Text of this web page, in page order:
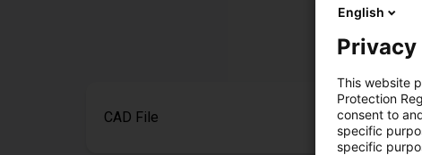
CAD File
English
This website
Protection
consent to
specific
specific